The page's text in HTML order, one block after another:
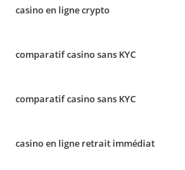
casino en ligne crypto
comparatif casino sans KYC
comparatif casino sans KYC
casino en ligne retrait immédiat